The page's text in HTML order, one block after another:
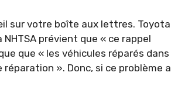
sur votre boîte aux lettres. Toyota
prévient que « ce rappel
que « les véhicules réparés dans
». Donc, si ce problème a